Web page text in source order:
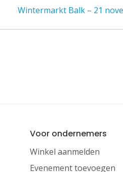
Wintermarkt Balk – 21
Voor ondernemers
Winkel aanmelden
Evenement toevoegen